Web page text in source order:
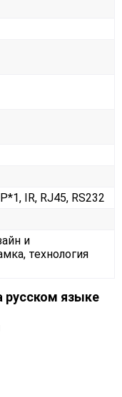
IR, RJ45, RS232
и
технология
русском языке